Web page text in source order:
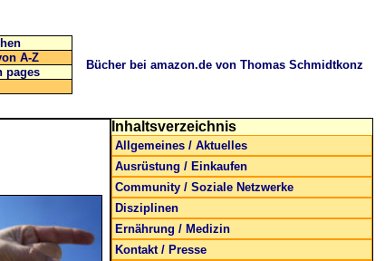
A-Z
pages
Bücher bei amazon.de von Thomas Schmidtkonz
Inhaltsverzeichnis
Allgemeines / Aktuelles
Ausrüstung / Einkaufen
Community / Soziale Netzwerke
Disziplinen
Ernährung / Medizin
Kontakt / Presse